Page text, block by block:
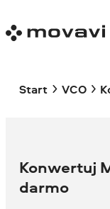
Start VCO
Konwertuj
darmo